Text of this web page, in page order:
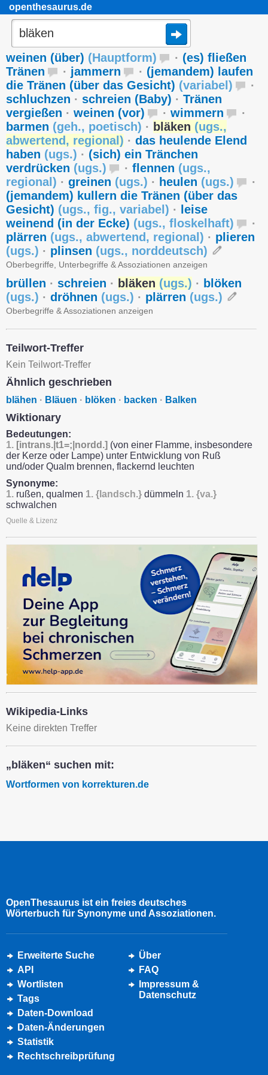
openthesaurus.de
weinen (über) (Hauptform) · (es) fließen
Tränen
· jammern · (jemandem) laufen
die Tränen (über das Gesicht) (variabel )
·
schluchzen · schreien (Baby) · Tränen
vergießen · weinen (vor) · wimmern
·
barmen (geh., poetisch) · bläken (ugs.,
abwertend , regional ) · das heulende Elend
haben (ugs.) · (sich) ein Tränchen
verdrücken (ugs.) · flennen (ugs.,
regional ) · greinen (ugs.) · heulen (ugs.)
·
(jemandem) kullern die Tränen (über das
Gesicht) (ugs., fig., variabel ) ·
leise
weinend (in der Ecke) (ugs., floskelhaft)
·
plärren (ugs., abwertend , regional ) · plieren
(ugs.) · plinsen (ugs., norddeutsch)
Oberbegriffe, Unterbegriffe & Assoziationen anzeigen
brüllen · schreien · bläken (ugs.) · blöken
(ugs.) · dröhnen (ugs.) · plärren (ugs.)
Oberbegriffe & Assoziationen anzeigen
Teilwort-Treffer
Kein Teilwort-Treffer
Ähnlich geschrieben
blähen · Bläuen · blöken · backen · Balken
Wiktionary
Bedeutungen:
1. [intrans.|t1=;|nordd.] (von einer Flamme, insbesondere
der Kerze oder Lampe) unter Entwicklung von Ruß
und/oder Qualm brennen, flackernd leuchten
Synonyme:
1. rußen, qualmen 1. {landsch.} dümmeln 1. {va.}
schwalchen
Quelle & Lizenz
Wikipedia-Links
Keine direkten Treffer
„bläken“ suchen mit:
Wortformen von korrekturen.de
OpenThesaurus ist ein freies deutsches
Wörterbuch für Synonyme und Assoziationen.
Erweiterte Suche
API
Wortlisten
Tags
Daten-Download
Daten-Änderungen
Statistik
Rechtschreibprüfung
Über
FAQ
Impressum &
Datenschutz